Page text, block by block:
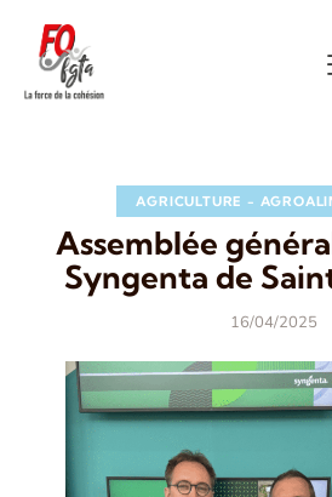
AGRICULTURE -
Assemblée
Syngenta de
16/04/2025